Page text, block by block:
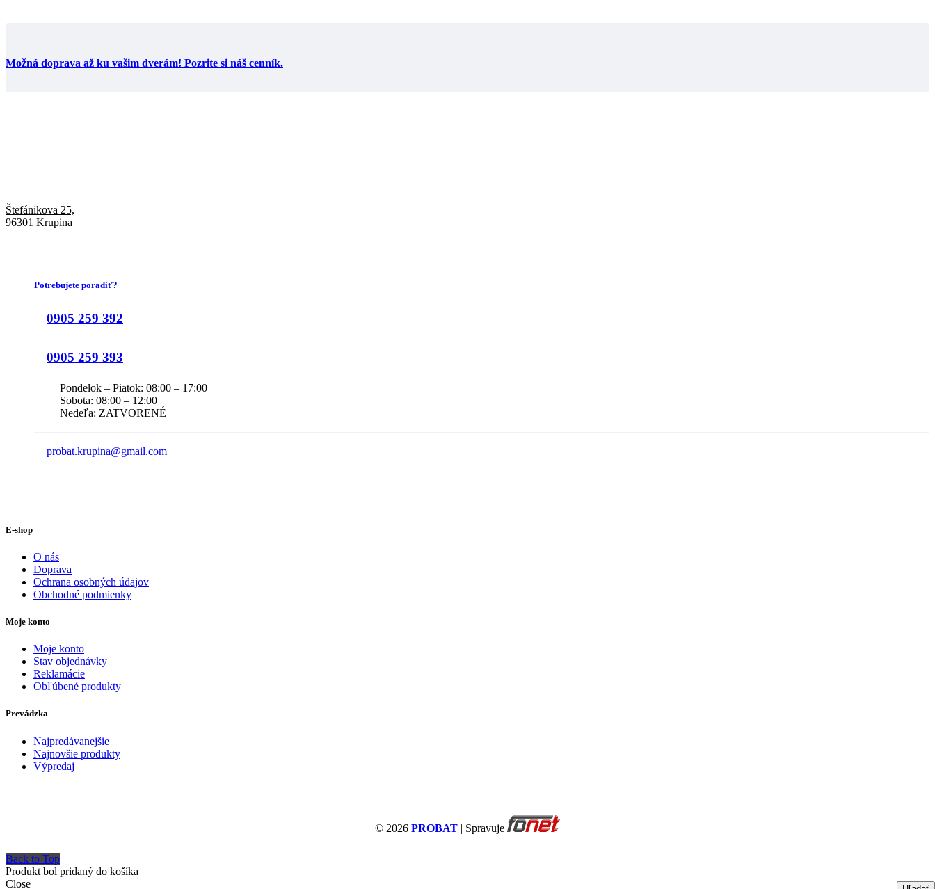
Možná doprava až ku vašim dverám! Pozrite si náš cenník.
Štefánikova 25,
96301 Krupina
Potrebujete poradiť?
0905 259 392
0905 259 393
Pondelok – Piatok: 08:00 – 17:00
Sobota: 08:00 – 12:00
Nedeľa: ZATVORENÉ
probat.krupina@gmail.com
E-shop
O nás
Doprava
Ochrana osobných údajov
Obchodné podmienky
Moje konto
Moje konto
Stav objednávky
Reklamácie
Obľúbené produkty
Prevádzka
Najpredávanejšie
Najnovšie produkty
Výpredaj
© 2026 PROBAT | Spravuje
Back to Top
Produkt bol pridaný do košíka
Close